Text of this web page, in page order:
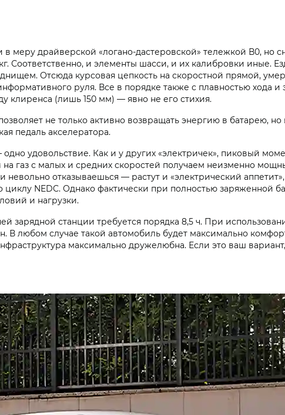
меру драйверской «логано-дастеровской» тележкой В0, но
Соответственно, и элементы шасси, и их калибровки иные.
Отсюда курсовая цепкость на скоростной прямой,
руля. Все в порядке также с плавностью хода и
клиренса (лишь 150 мм) — явно не его стихия.
не только активно возвращать энергию в батарею, но
педаль акселератора.
удовольствие. Как и у других «электричек», пиковый
на газ с малых и средних скоростей получаем неизменно
невольно отказываешься — растут и «электрический
циклу NEDC. Однако фактически при полностью заряженной
и нагрузки.
зарядной станции требуется порядка 8,5 ч. При
В любом случае такой автомобиль будет максимально
максимально дружелюбна. Если это ваш вариант,